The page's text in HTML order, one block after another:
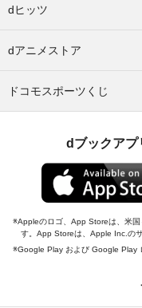
dヒッツ
dアニメストア
ドコモスポーツくじ
dブックアプ
Appleのロゴ、App Storeは、米
す。App Storeは、Apple Inc.の
Google Play および Google Play